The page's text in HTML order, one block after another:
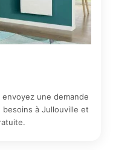
une demande
à Jullouville et